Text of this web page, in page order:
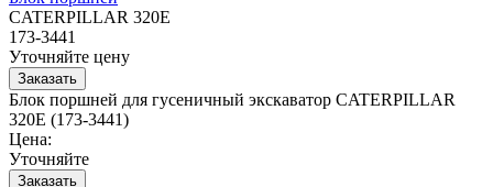
CATERPILLAR 320E
173-3441
Уточняйте цену
Блок поршней для гусеничный экскаватор CATERPILLAR
320E (173-3441)
Цена:
Уточняйте